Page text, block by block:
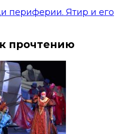
периферии. Ятир и его
прочтению